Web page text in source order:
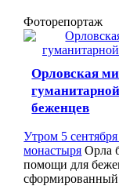
Фоторепортаж
Орловская
беженцев
Утром 5
монастыря Орла
помощи для